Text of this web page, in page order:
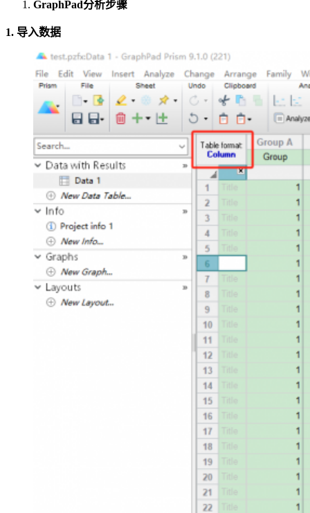
GraphPad分析步骤
1. 导入数据